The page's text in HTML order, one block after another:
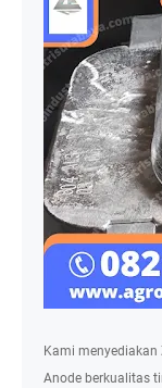
Kami
Anode berkualitas